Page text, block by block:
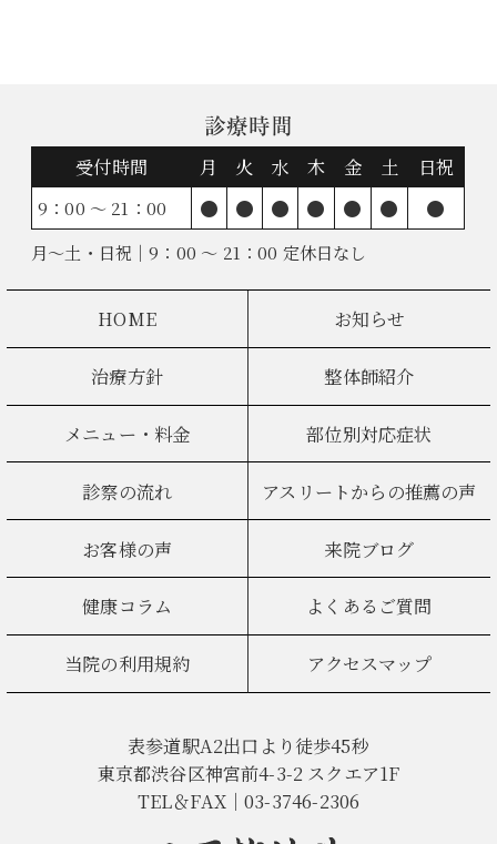
診療時間
受付時間 月 火 水 木 金 土 日祝
9：00 ～ 21：00 ● ● ● ● ● ● ●
月～土・日祝｜9：00 ～ 21：00 定休日なし
HOME お知らせ
治療方針 整体師紹介
メニュー・料金 部位別対応症状
診察の流れ アスリートからの推薦の声
お客様の声 来院ブログ
健康コラム よくあるご質問
当院の利用規約 アクセスマップ
表参道駅A2出口より徒歩45秒
東京都渋谷区神宮前4-3-2 スクエア1F
TEL＆FAX｜03-3746-2306